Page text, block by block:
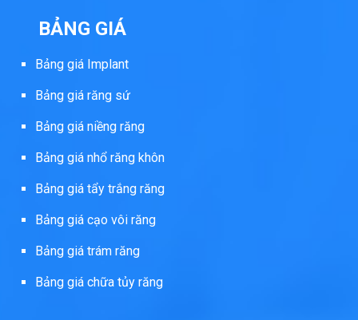
BẢNG GIÁ
Bảng giá Implant
Bảng giá răng sứ
Bảng giá niềng răng
Bảng giá nhổ răng khôn
Bảng giá tẩy trắng răng
Bảng giá cạo vôi răng
Bảng giá trám răng
Bảng giá chữa tủy răng